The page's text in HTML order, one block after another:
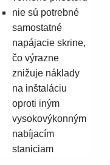
nie sú potrebné
samostatné
napájacie skrine,
čo výrazne
znižuje náklady
na inštaláciu
oproti iným
vysokovýkonným
nabíjacím
staniciam